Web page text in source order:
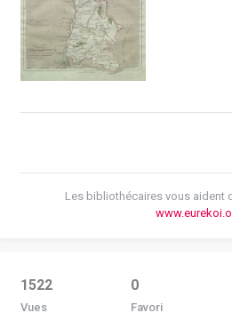
Les bibliothécaires vous aident
1522
Vues
0
Favori